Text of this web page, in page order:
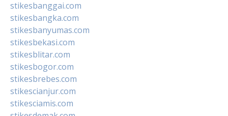
stikesbanggai.com
stikesbangka.com
stikesbanyumas.com
stikesbekasi.com
stikesblitar.com
stikesbogor.com
stikesbrebes.com
stikescianjur.com
stikesciamis.com